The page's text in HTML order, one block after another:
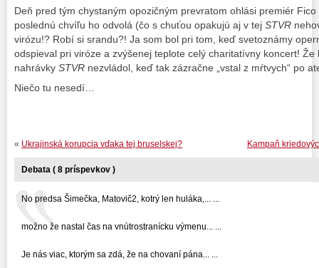
Deň pred tým chystaným opozičným prevratom ohlási premiér
poslednú chvíľu ho odvolá (čo s chuťou opakujú aj v tej STVR
virózu!? Robí si srandu?! Ja som bol pri tom, keď svetoznámy
odspieval pri viróze a zvýšenej teplote celý charitatívny koncert!
nahrávky STVR nezvládol, keď tak zázračne „vstal z mŕtvych“ po
Niečo tu nesedí…
Kampaň
« Ukrajinská korupcia vďaka tej bruselskej?
Debata ( 8 príspevkov )
No predsa Šimečka, Matovič2, kotrý len huláka,... ...
možno že nastal čas na vnútrostranícku výmenu... ...
Je nás viac, ktorým sa zdá, že na chovaní pána... ...